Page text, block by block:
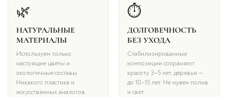
🌿
НАТУРАЛЬНЫЕ
МАТЕРИАЛЫ
Используем только
настоящие цветы и
экологичные составы.
Никакого пластика и
искусственных аналогов
⏱
ДОЛГОВЕЧНОСТЬ
БЕЗ УХОДА
Стабилизированные
композиции сохраняют
красоту 3–5 лет, деревья —
до 10–15 лет. Не нужен полив
и свет